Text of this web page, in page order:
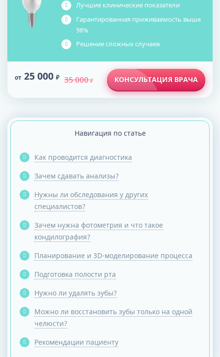
Лучшие клинические показатели
Гарантированная приживаемость выше
98%
Решение сложных случаев
от 25 000 ₽ 35 000₽ КОНСУЛЬТАЦИЯ ВРАЧА
Навигация по статье
Как проводится диагностика
Зачем сдавать анализы?
Нужны ли обследования у других
специалистов?
Зачем нужна фотометрия и что такое
кондилография?
Планирование и 3D-моделирование процесса
Подготовка полости рта
Нужно ли удалять зубы?
Можно ли восстановить зубы только на одной
челюсти?
Рекомендации пациенту